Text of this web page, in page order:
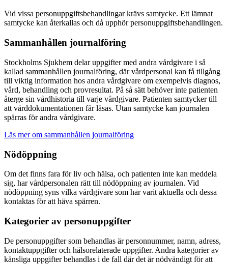
Vid vissa personuppgiftsbehandlingar krävs samtycke. Ett lämnat
samtycke kan återkallas och då upphör personuppgiftsbehandlingen.
Sammanhållen journalföring
Stockholms Sjukhem delar uppgifter med andra vårdgivare i så
kallad sammanhållen journalföring, där vårdpersonal kan få tillgång
till viktig information hos andra vårdgivare om exempelvis diagnos,
vård, behandling och provresultat. På så sätt behöver inte patienten
återge sin vårdhistoria till varje vårdgivare. Patienten samtycker till
att vårddokumentationen får läsas. Utan samtycke kan journalen
spärras för andra vårdgivare.
Läs mer om sammanhållen journalföring
Nödöppning
Om det finns fara för liv och hälsa, och patienten inte kan meddela
sig, har vårdpersonalen rätt till nödöppning av journalen. Vid
nödöppning syns vilka vårdgivare som har varit aktuella och dessa
kontaktas för att häva spärren.
Kategorier av personuppgifter
De personuppgifter som behandlas är personnummer, namn, adress,
kontaktuppgifter och hälsorelaterade uppgifter. Andra kategorier av
känsliga uppgifter behandlas i de fall där det är nödvändigt för att